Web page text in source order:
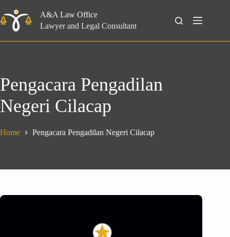
to
content
A&A Law Office
Lawyer and Legal Consultant
Search
Pengacara Pengadilan
Negeri Cilacap
Home Pengacara Pengadilan Negeri Cilacap